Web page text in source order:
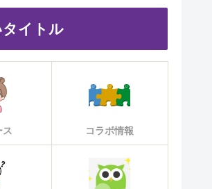
イトル
ス コラボ情報